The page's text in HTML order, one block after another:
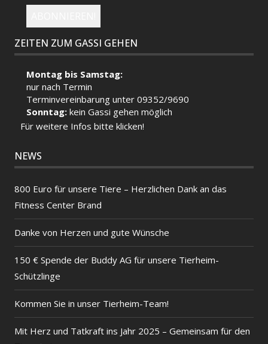
ZEITEN ZUM GASSI GEHEN
Montag bis Samstag:
nur nach Termin
Terminvereinbarung unter 09352/9690
Sonntag:kein Gassi gehen möglich
Für weitere Infos bitte klicken!
NEWS
800 Euro für unsere Tiere – Herzlichen Dank an das
Fitness Center Brand
Danke von Herzen und gute Wünsche
150 € Spende der Buddy AG für unsere Tierheim-
Schützlinge
Kommen Sie in unser Tierheim-Team!
Mit Herz und Tatkraft ins Jahr 2025 – Gemeinsam für den